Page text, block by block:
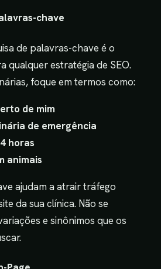
chave
de palavras-chave é o
qualquer estratégia de SEO.
foque em termos como:
de mim
de emergência
horas
animais
ajudam a atrair tráfego
da sua clínica. Não se
e sinônimos que os